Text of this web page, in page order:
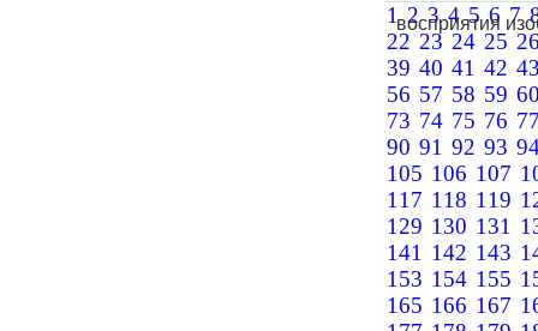
восприятия
123456 7
22 23 24 25
39 40 41 42
56 57 58 59
73 74 75 76
90 91 92 93
105 106 107
117 118 119
129 130 131
141 142 143
153 154 155
165 166 167